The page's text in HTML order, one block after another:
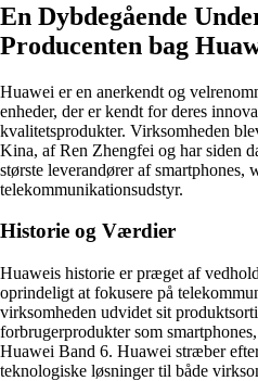
En Dybdegående
Producenten bag
Huawei er en anerkendt og
enheder, der er kendt for deres
kvalitetsprodukter. Virksomheden
Kina, af Ren Zhengfei og har siden
største leverandører af smartphones,
telekommunikationsudstyr.
Historie og Værdier
Huaweis historie er præget af
oprindeligt at fokusere på
virksomheden udvidet sit
forbrugerprodukter som
Huawei Band 6. Huawei stræber
teknologiske løsninger til både